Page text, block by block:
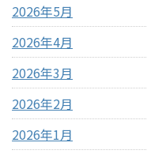
2026年5月
2026年4月
2026年3月
2026年2月
2026年1月